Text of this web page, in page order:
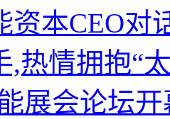
资本CEO对
,热情拥抱“
展会论坛